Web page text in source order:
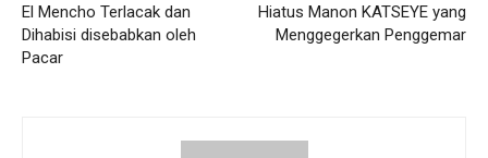
El Mencho Terlacak dan
Dihabisi disebabkan oleh
Pacar
Hiatus Manon KATSEYE yang
Menggegerkan Penggemar